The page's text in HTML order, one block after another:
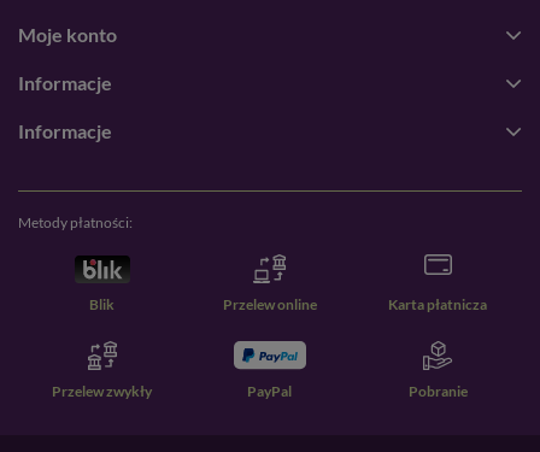
Moje konto
Informacje
Informacje
Metody płatności:
Blik Przelew online Karta płatnicza
Przelew zwykły PayPal Pobranie